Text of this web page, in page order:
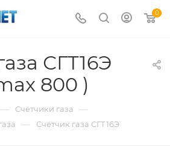
0
СГТ16Э
800 )
— Счётчики газа —
— Счетчик газа СГТ16Э